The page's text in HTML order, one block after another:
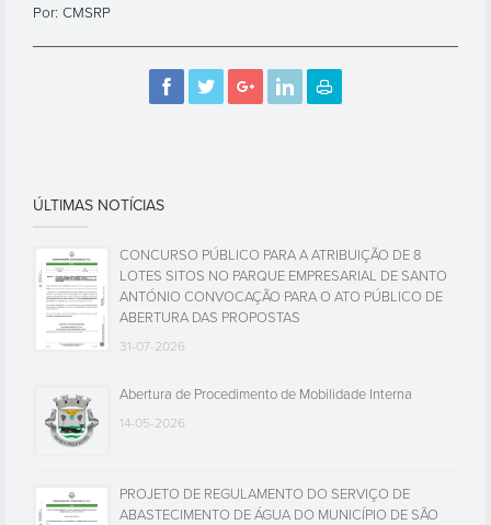
Por: CMSRP
ÚLTIMAS NOTÍCIAS
CONCURSO PÚBLICO PARA A ATRIBUIÇÃO DE 8
LOTES SITOS NO PARQUE EMPRESARIAL DE SANTO
ANTÓNIO CONVOCAÇÃO PARA O ATO PÚBLICO DE
ABERTURA DAS PROPOSTAS
31-07-2026
Abertura de Procedimento de Mobilidade Interna
14-05-2026
PROJETO DE REGULAMENTO DO SERVIÇO DE
ABASTECIMENTO DE ÁGUA DO MUNICÍPIO DE SÃO